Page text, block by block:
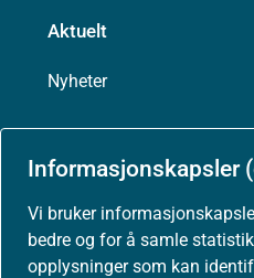
Informasjonskapsler
Vi bruker
bedre og for å samle
opplysninger som kan
Aktuelt
Nyheter
Presse